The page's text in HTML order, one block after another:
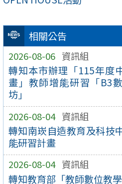
相關公告
2026-08-06 資訊組
轉知本市辦理「115年度
畫」教師增能研習「B3
坊」
2026-08-04 資訊組
轉知南崁自造教育及科技
能研習計畫
2026-08-04 資訊組
轉知教育部「教師數位教學